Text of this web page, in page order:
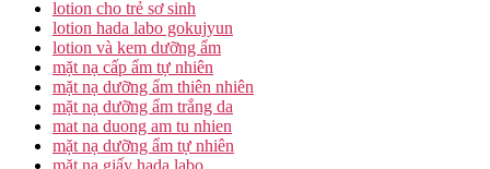
lotion cho trẻ sơ sinh
lotion hada labo gokujyun
lotion và kem dưỡng ẩm
mặt nạ cấp ẩm tự nhiên
mặt nạ dưỡng ẩm thiên nhiên
mặt nạ dưỡng ẩm trắng da
mat na duong am tu nhien
mặt nạ dưỡng ẩm tự nhiên
mặt nạ giấy hada labo